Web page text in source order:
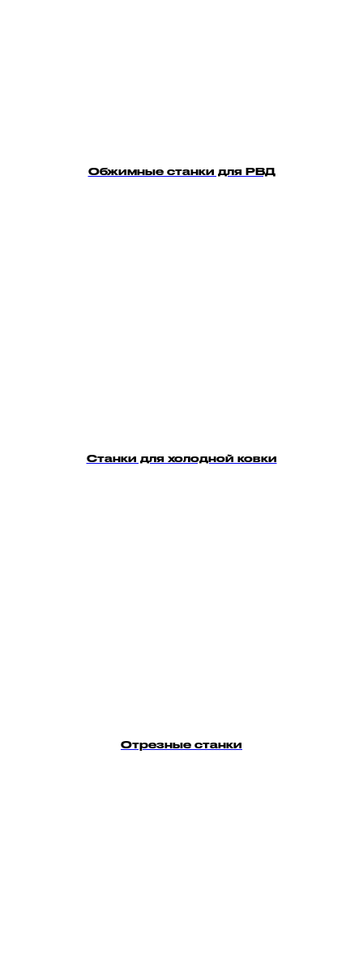
Обжимные станки для РВД
Станки для холодной ковки
Отрезные станки